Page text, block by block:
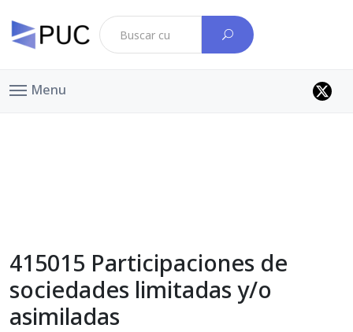
Menu
415015 Participaciones de
sociedades limitadas y/o
asimiladas